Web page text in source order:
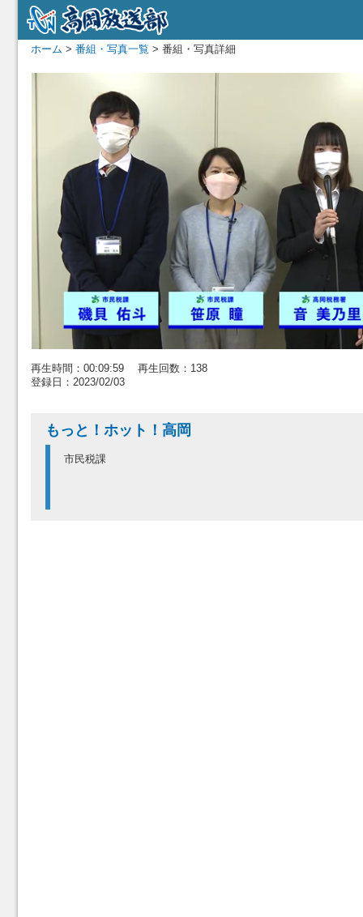
ホーム > 番組・写真一覧 > 番組・写真詳細
再生時間：00:09:59 再生回数：138
登録日：2023/02/03
もっと！ホット！高岡
市民税課